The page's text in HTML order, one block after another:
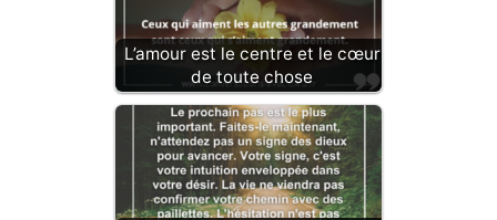
L’amour est le centre et le cœur
de toute chose